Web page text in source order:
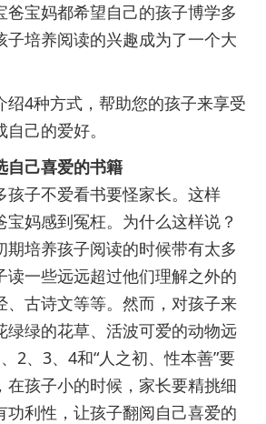
爸宝妈都希望自己的孩子博学多
子培养阅读的兴趣成为了一个大
4种方式，帮助您的孩子来享受
己的爱好。
己喜爱的书籍
子不爱看书要怪家长。这样
妈感到冤枉。为什么这样说？
期培养孩子阅读的时候带有太多
读一些远远超过他们理解之外的
、古诗文等等。然而，对孩子来
绿绿的花草、活波可爱的动物远
2、3、4和“人之初、性本善”要
在孩子小的时候，家长要精挑细
功利性，让孩子翻阅自己喜爱的